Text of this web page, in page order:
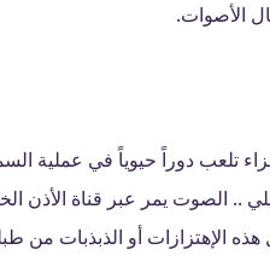
الأصوات.
تلعب دوراً حيوياً في عملية
.. الصوت يمر عبر قناة الأذن
الإهتزازات أو الذبذبات من